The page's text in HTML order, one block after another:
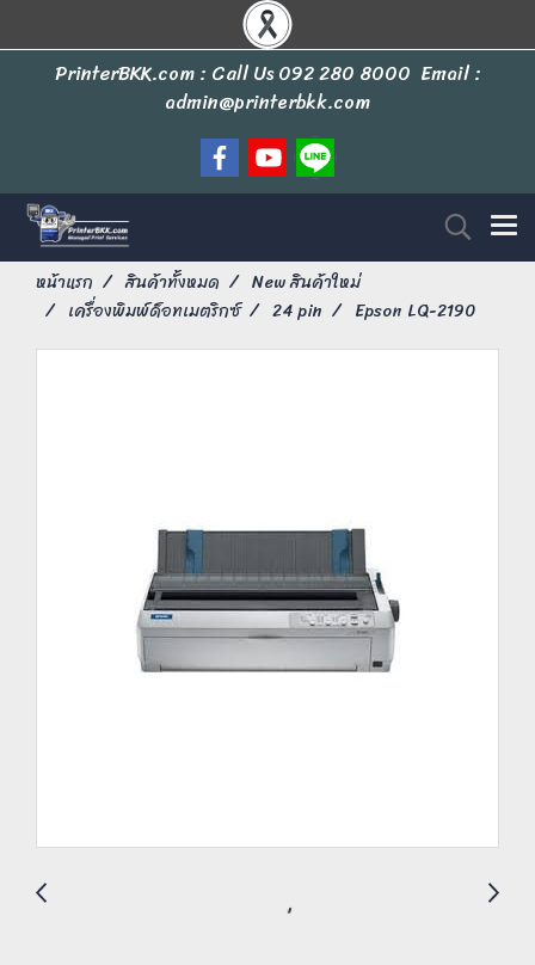
PrinterBKK.com : Call Us092 280 8000 Email :
admin@printerbkk.com
หน้าแรก สินค้าทั้งหมด
New สินค้าใหม่
เครื่องพิมพ์ด็อทเมตริกซ์
24 pin Epson LQ-2190